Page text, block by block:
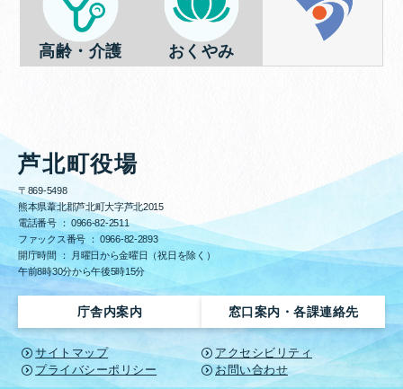
高齢・介護 おくやみ
芦北町役場
〒869-5498
熊本県葦北郡芦北町大字芦北2015
電話番号 ： 0966-82-2511
ファックス番号 ： 0966-82-2893
開庁時間 ： 月曜日から金曜日（祝日を除く）
午前8時30分から午後5時15分
庁舎内案内 窓口案内・各課連絡先
サイトマップ
アクセシビリティ
プライバシーポリシー
お問い合わせ